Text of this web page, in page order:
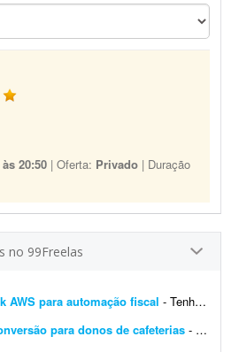
20:50 | Oferta: Privado | Duração
no 99Freelas
AWS para automação fiscal - Tenho uma plataforma de automação fiscal rodando em AWS - ela pega os dados do sistema do cliente, calcula os impostos e emite a nota fiscal automaticamente. Preciso de alguém...
para donos de cafeterias - Sou gestor de tráfego especializado em cafeterias e cafés e preciso de uma landing page de alta conversão para captar leads (donos de cafeterias) que chegam pelos meus an&uacut...